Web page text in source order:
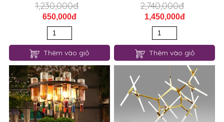
1,230,000đ
650,000đ
Thêm vào giỏ
2,740,000đ
1,450,000đ
Thêm vào giỏ